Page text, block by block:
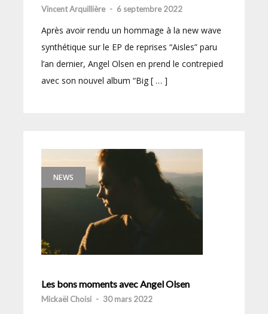
Vincent Arquillière - 6 septembre 2022
Après avoir rendu un hommage à la new wave
synthétique sur le EP de reprises “Aisles” paru
l’an dernier, Angel Olsen en prend le contrepied
avec son nouvel album “Big [ … ]
NEWS
Les bons moments avec Angel Olsen
Mickaël Choisi - 30 mars 2022